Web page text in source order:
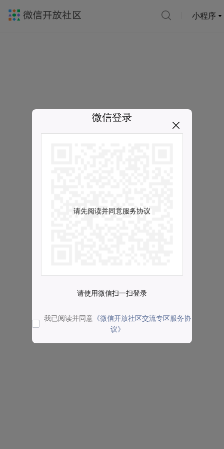
小程序
微信登录
请先阅读并同意服务协议
请使用微信扫一扫登录
我已阅读并同意 《微信开放社区交流专区服务协
议》